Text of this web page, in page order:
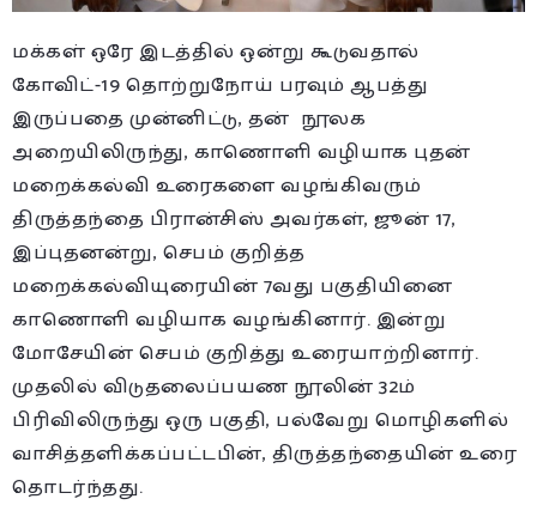
மக்கள் ஒரே இடத்தில் ஒன்று கூடுவதால்
கோவிட்-19 தொற்றுநோய் பரவும் ஆபத்து
இருப்பதை முன்னிட்டு, தன் நூலக
அறையிலிருந்து, காணொளி வழியாக புதன்
மறைக்கல்வி உரைகளை வழங்கிவரும்
திருத்தந்தை பிரான்சிஸ் அவர்கள், ஜூன் 17,
இப்புதனன்று, செபம் குறித்த
மறைக்கல்வியுரையின் 7வது பகுதியினை
காணொளி வழியாக வழங்கினார். இன்று
மோசேயின் செபம் குறித்து உரையாற்றினார்.
முதலில் விடுதலைப்பயண நூலின் 32ம்
பிரிவிலிருந்து ஒரு பகுதி, பல்வேறு மொழிகளில்
வாசித்தளிக்கப்பட்டபின், திருத்தந்தையின் உரை
தொடர்ந்தது.